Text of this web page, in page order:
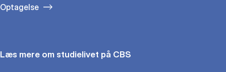
Optagelse
Læs mere om studielivet på CBS